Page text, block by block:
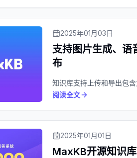
2025年01月03日
支持图片生成、语
布
知识库支持上传和导出包
阅读全文
2025年01月01日
MaxKB开源知识